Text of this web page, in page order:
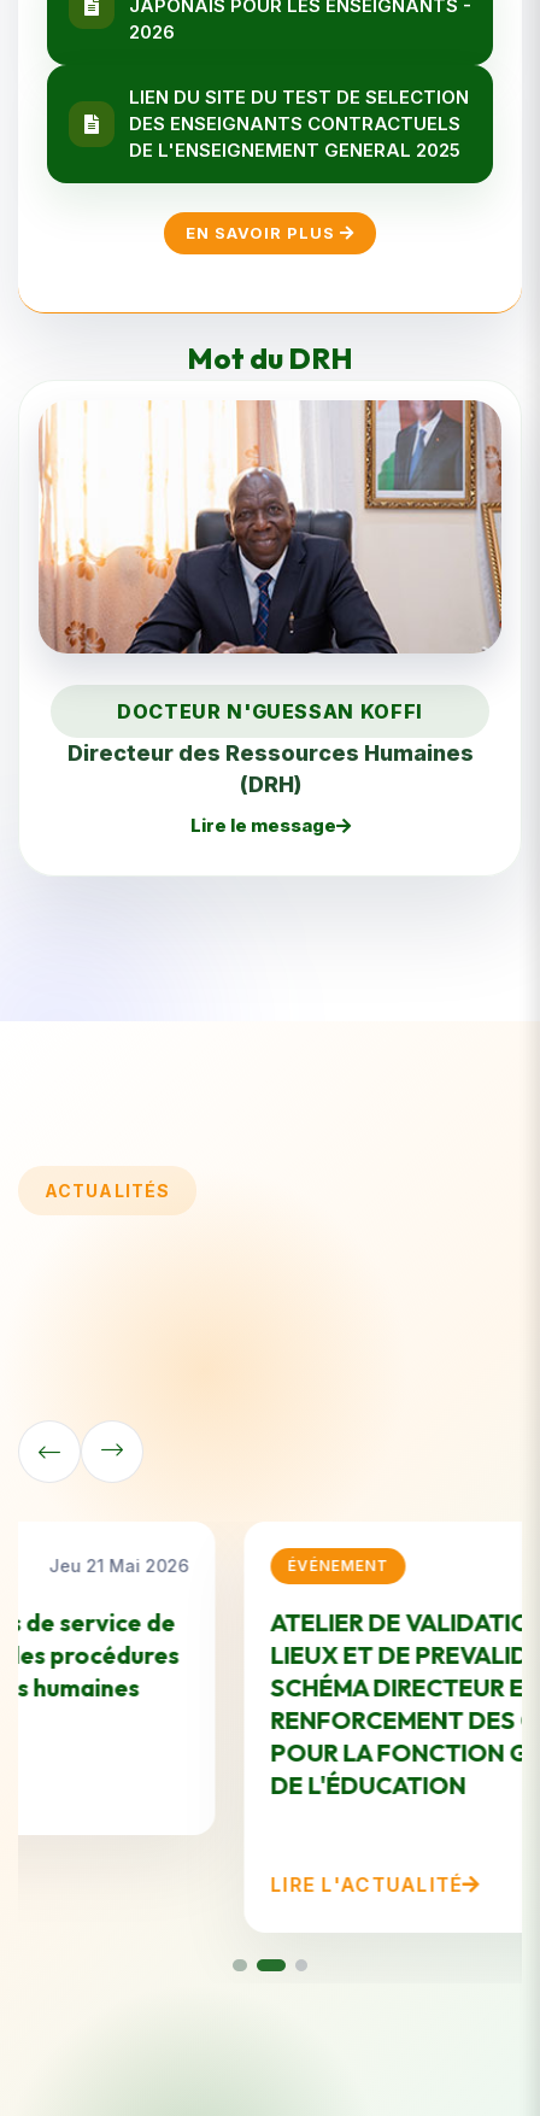
JAPONAIS POUR LES ENSEIGNANTS -
2026
LIEN DU SITE DU TEST DE SELECTION
DES ENSEIGNANTS CONTRACTUELS
DE L'ENSEIGNEMENT GENERAL 2025
EN SAVOIR PLUS
Mot du DRH
DOCTEUR N'GUESSAN KOFFI
Directeur des Ressources Humaines
(DRH)
Lire le message
ACTUALITÉS
ÉVÉNEMENT Mar 12 Mai 2026
ATELIER DE VALIDATION DE L'ÉTAT DES
LIEUX ET DE PREVALIDATION DU
SCHÉMA DIRECTEUR ET DU PLAN DE
RENFORCEMENT DES CAPACITÉS
POUR LA FONCTION GRH DU SECTEUR